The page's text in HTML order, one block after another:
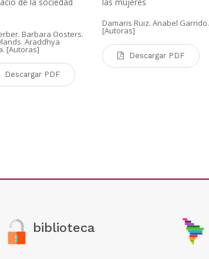
Barbara Oosters.
Araddhya
[Autoras]
Descargar PDF
Damaris Ruiz. Anabel Garrido.
[Autoras]
Descargar PDF
biblioteca